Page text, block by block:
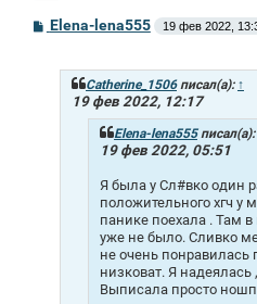
С
о
Elena-lena555 19 фев 2022,
Catherine_1506писал(а): ↑
19 фев 2022, 12:17
Elena-lena555писал(а):
19 фев 2022, 05:51
Я была у Сл#вко один
положительного хгч у
панике поехала . Там
уже не было. Сливко
не очень понравилась
низковат. Я
Выписала просто